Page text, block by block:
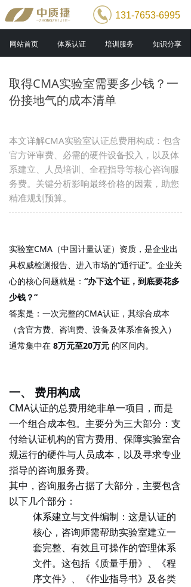
131-7653-6995
网站首页 体系认证 培训服务 知识分享
取得CMA实验室需要多少钱？一
份接地气的成本清单
本文详解CMA实验室认证总费用构成：包含
官方评审费、必需的硬件设备投入，以及体
系建立、人员培训、全程指导等核心咨询服
务费。关键分析影响最终价格的因素，助您
精准规划预算。
实验室CMA（中国计量认证）资质，是企业出
具权威检测报告、进入市场的“通行证”。企业关
心的核心问题就是： “办下这个证，到底要花多
少钱？”
答案是：一次完整的CMA认证，其综合成本
（含官方费、咨询费、设备及体系准备投入）
通常集中在 8万元至20万元 的区间内。
一、 费用构成
CMA认证的总费用绝非单一项目，而是
一个组合成本包。主要分为三大部分：支
付给认证机构的官方费用、保障实验室合
规运行的硬件与人员成本，以及寻求专业
指导的咨询服务费。
其中，咨询服务占据了大部分，主要包含
以下几个部分：
体系建立与文件编制 ：这是认证的
核心，咨询师需帮助实验室建立一
套完整、有效且可操作的管理体系
文件。这包括《质量手册》、《程
序文件》、《作业指导书》及各类